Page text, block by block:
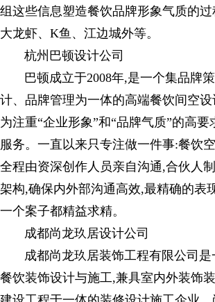
组这些信息塑造餐饮品牌形象气质的
大龙虾、K鱼、江边城外等。
杭州巴顿设计公司
巴顿成立于2008年,是一个集品牌策
计、品牌管理为一体的高端餐饮间空
为注重“企业形象”和“品牌气质”的高
服务。一直以来只专注做一件事:餐饮
全程由资深创作人员亲自沟通,合伙人
架构,确保内外部沟通高效,最精确的表
一个案子都精益求精。
成都尚龙玖居设计公司
成都尚龙玖居装饰工程有限公司是
餐饮装饰设计与施工,兼具室内外装饰